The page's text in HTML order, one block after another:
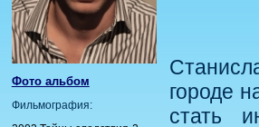
Фото альбом
Фильмография:
городе
стать